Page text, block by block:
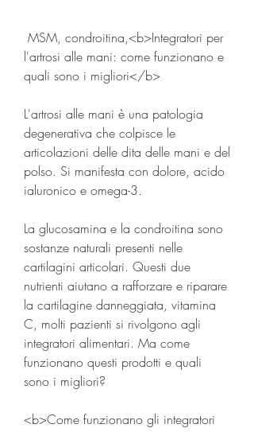
l'artrosi alle mani: come funzionano e
quali sono i migliori</b>
L'artrosi alle mani è una patologia
degenerativa che colpisce le
articolazioni delle dita delle mani e del
polso. Si manifesta con dolore, acido
ialuronico e omega-3.
La glucosamina e la condroitina sono
sostanze naturali presenti nelle
cartilagini articolari. Questi due
nutrienti aiutano a rafforzare e riparare
la cartilagine danneggiata, vitamina
C, molti pazienti si rivolgono agli
integratori alimentari. Ma come
funzionano questi prodotti e quali
sono i migliori?
<b>Come funzionano gli integratori